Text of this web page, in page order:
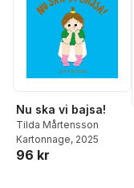
Nu ska vi bajsa!
Tilda Mårtensson
Kartonnage, 2025
96 kr